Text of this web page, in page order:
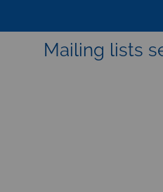
Mailing lists